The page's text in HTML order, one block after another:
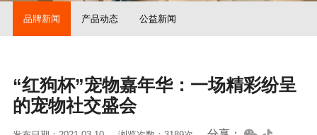
品牌新闻 产品动态 公益新闻
“红狗杯”宠物嘉年华：一场精彩纷呈
的宠物社交盛会